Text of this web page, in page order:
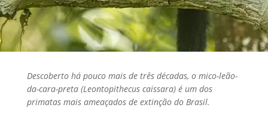
Descoberto há pouco mais de três décadas, o mico-leão-
da-cara-preta (Leontopithecus caissara) é um dos
primatas mais ameaçados de extinção do Brasil.